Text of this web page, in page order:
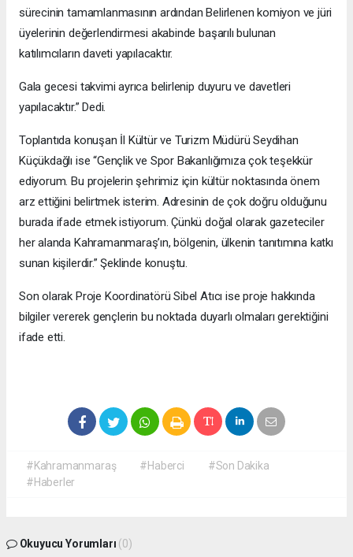
sürecinin tamamlanmasının ardından Belirlenen komiyon ve jüri
üyelerinin değerlendirmesi akabinde başarılı bulunan
katılımcıların daveti yapılacaktır.
Gala gecesi takvimi ayrıca belirlenip duyuru ve davetleri
yapılacaktır.” Dedi.
Toplantıda konuşan İl Kültür ve Turizm Müdürü Seydihan
Küçükdağlı ise “Gençlik ve Spor Bakanlığımıza çok teşekkür
ediyorum. Bu projelerin şehrimiz için kültür noktasında önem
arz ettiğini belirtmek isterim. Adresinin de çok doğru olduğunu
burada ifade etmek istiyorum. Çünkü doğal olarak gazeteciler
her alanda Kahramanmaraş’ın, bölgenin, ülkenin tanıtımına katkı
sunan kişilerdir.” Şeklinde konuştu.
Son olarak Proje Koordinatörü Sibel Atıcı ise proje hakkında
bilgiler vererek gençlerin bu noktada duyarlı olmaları gerektiğini
ifade etti.
#Kahramanmaraş #Haberci
#Son Dakika
#Haberler
Okuyucu Yorumları (0)